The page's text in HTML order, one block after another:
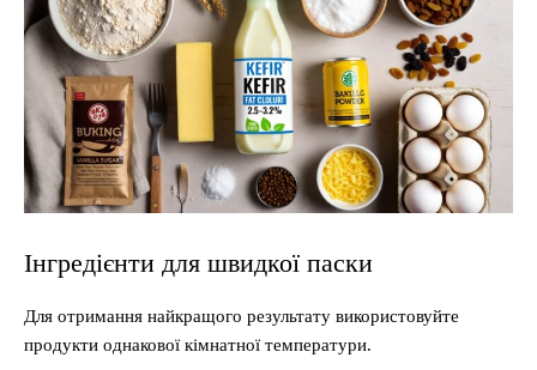
Інгредієнти для швидкої паски
Для отримання найкращого результату використовуйте
продукти однакової кімнатної температури.